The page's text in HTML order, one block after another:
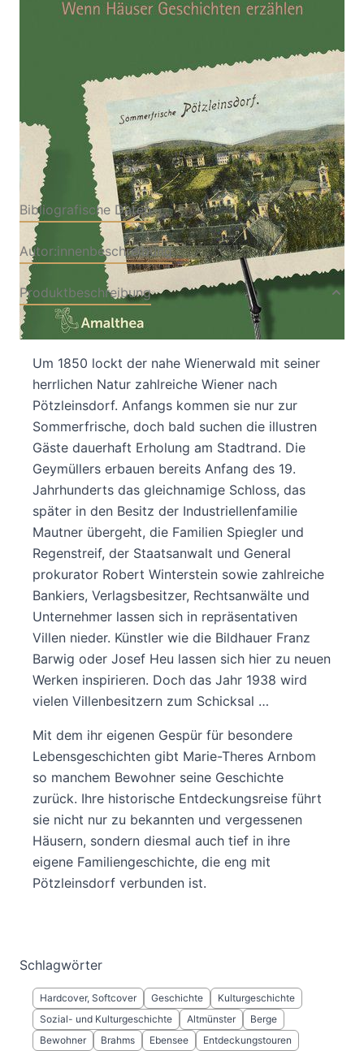
Verlag: Amalthea
272 Seiten
gebunden
ISBN: 978-3-99050-
172-6
Bibliografische Daten
Autor:innenbeschreibung
Produktbeschreibung
Sommerfrische in Wien
Um 1850 lockt der nahe Wienerwald mit seiner
herrlichen Natur zahlreiche Wiener nach
Pötzleinsdorf. Anfangs kommen sie nur zur
Sommerfrische, doch bald suchen die illustren
Gäste dauerhaft Erholung am Stadtrand. Die
Geymüllers erbauen bereits Anfang des 19.
Jahrhunderts das gleichnamige Schloss, das
später in den Besitz der Industriellenfamilie
Mautner übergeht, die Familien Spiegler und
Regenstreif, der Staatsanwalt und General
prokurator Robert Winterstein sowie zahlreiche
Bankiers, Verlagsbesitzer, Rechtsanwälte und
Unternehmer lassen sich in repräsentativen
Villen nieder. Künstler wie die Bildhauer Franz
Barwig oder Josef Heu lassen sich hier zu neuen
Werken inspirieren. Doch das Jahr 1938 wird
vielen Villenbesitzern zum Schicksal …
Mit dem ihr eigenen Gespür für besondere
Lebensgeschichten gibt Marie-Theres Arnbom
so manchem Bewohner seine Geschichte
zurück. Ihre historische Entdeckungsreise führt
sie nicht nur zu bekannten und vergessenen
Häusern, sondern diesmal auch tief in ihre
eigene Familiengeschichte, die eng mit
Pötzleinsdorf verbunden ist.
Schlagwörter
Hardcover, Softcover Geschichte
Kulturgeschichte
Sozial- und Kulturgeschichte
Altmünster
Berge
Bewohner
Brahms Ebensee Entdeckungstouren